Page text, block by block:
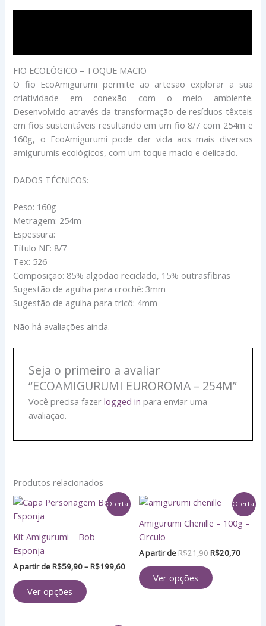
FIO ECOLÓGICO – TOQUE MACIO
O fio EcoAmigurumi permite ao artesão explorar a sua
criatividade em conexão com o meio ambiente.
Desenvolvido através da transformação de resíduos têxteis
em fios sustentáveis resultando em um fio 8/7 com 254m e
160g, o EcoAmigurumi pode dar vida aos mais diversos
amigurumis ecológicos, com um toque macio e delicado.
DADOS TÉCNICOS:
Peso: 160g
Metragem: 254m
Espessura:
Título NE: 8/7
Tex: 526
Composição: 85% algodão reciclado, 15% outrasfibras
Sugestão de agulha para crochê: 3mm
Sugestão de agulha para tricô: 4mm
Não há avaliações ainda.
Seja o primeiro a avaliar
“ECOAMIGURUMI EUROROMA – 254M”
Você precisa fazer logged in para enviar uma
avaliação.
Produtos relacionados
Oferta!
Kit Amigurumi – Bob
Esponja
A partir deR$59,90–R$199,60
Faixa
de
preço:
R$59,90
através
R$199,60
Ver opções
Este
produto
várias
As
podem
Oferta!
Amigurumi Chenille – 100g –
Circulo
A partir deR$21,90
O
original
era:
R$20,70
O
preço
atual
é:
Ver opções
Este
produto
tem
variantes.
opções